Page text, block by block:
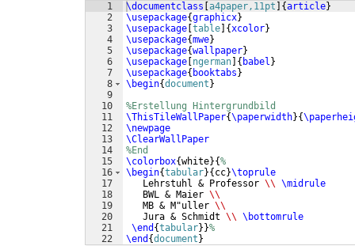
1
2
3
4
5
6
7
8
9
10
11
12
13
14
15
16
17
18
19
20
21
22
\documentclass a4paper,11pt {article}
\usepackage{graphicx}
\usepackage table {xcolor}
\usepackage{mwe}
\usepackage{wallpaper}
\usepackage ngerman { babel }
\usepackage{ booktabs }
\begin{document }
%Erstellung Hintergrundbild
\ThisTileWallPaper{\paperwidth}{
\newpage
\ClearWallPaper
%End
\colorbox{white}{%
\begin{tabular}{ cc}\toprule
   Lehrstuhl & Professor
\\ \midrule
   BWL & Maier
\\
   MB & M"uller
\\
   Jura & Schmidt
\\ \bottomrule
\end {tabular} }%
\end {document }